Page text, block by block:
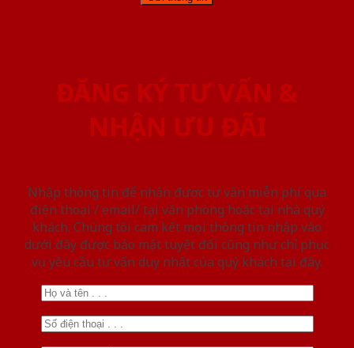
ĐĂNG KÝ TƯ VẤN &
NHẬN ƯU ĐÃI
Nhập thông tin để nhận được tư vấn miễn phí qua
điện thoại / email/ tại văn phòng hoặc tại nhà quý
khách. Chúng tôi cam kết mọi thông tin nhập vào
dưới đây được bảo mật tuyệt đối cũng như chỉ phục
vụ yêu cầu tư vấn duy nhất của quý khách tại đây.